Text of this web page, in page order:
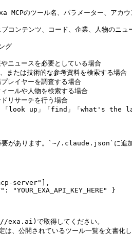
のツール名、パラメーター、アカウ
コンテンツ、コード、企業、人物のニュ
グ
ニュースを必要としている場合
または技術的な参考資料を検索する場合
レイヤーを調査する場合
ールや人物を検索する場合
リサーチを行う場合
「look up」「find」「what's the
要があります。`~/.claude.json`に追
server"],
"YOUR_EXA_API_KEY_HERE" }
で取得してください。
定は、公開されているツール一覧を